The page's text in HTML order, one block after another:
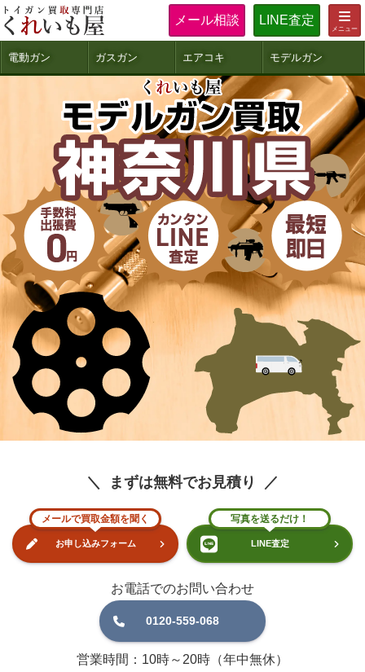
電動ガン ガスガン エアコキ モデルガン
まずは無料でお見積り
メールで買取金額を聞く
お申し込みフォーム
写真を送るだけ！
LINE査定
お電話でのお問い合わせ
0120-559-068
営業時間：10時～20時（年中無休）
メール相談 LINE査定